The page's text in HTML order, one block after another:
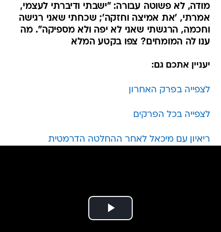
מודה, לא פשוטה עבורה: "ישבתי ודיברתי לעצמי,
אמרתי, 'את אמיצה וחזקה'; שכחתי שאני רגישה
וחכמה, הרגשתי שאני לא יפה ולא מספיקה". מה
ענו לה המומחים? צפו בקטע המלא
יעניין אתכם גם:
לצפייה בפרק האחרון
לצפייה בכל הפרקים
ריאיון עם מיכאל לאחר ההחלטה הדרמטית